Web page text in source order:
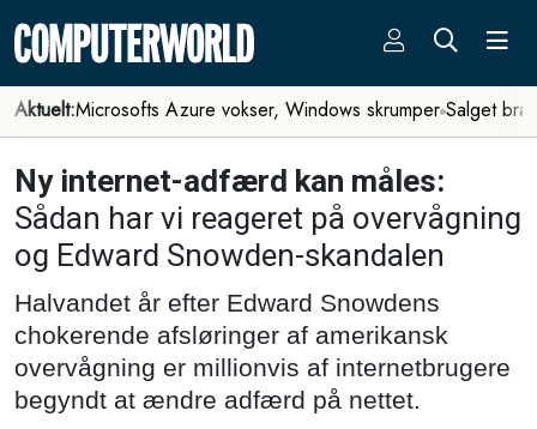
Aktuelt:Microsofts Azure vokser, Windows skrumper Salget
Ny internet-adfærd kan måles:
Sådan har vi reageret på overvågning
og Edward Snowden-skandalen
Halvandet år efter Edward Snowdens
chokerende afsløringer af amerikansk
overvågning er millionvis af internetbrugere
begyndt at ændre adfærd på nettet.